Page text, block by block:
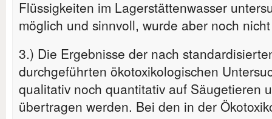
Flüssigkeiten im Lagerstättenwasser
möglich und sinnvoll, wurde aber noch
3.) Die Ergebnisse der nach
durchgeführten ökotoxikologischen
qualitativ noch quantitativ auf Säugetieren
übertragen werden. Bei den in der